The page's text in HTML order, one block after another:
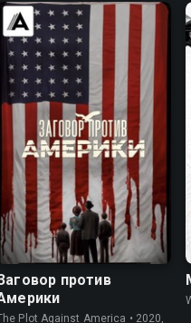
6.7 7.3
против
Plot Against America • 2020,